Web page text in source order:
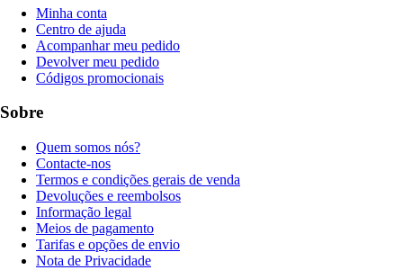
Minha conta
Centro de ajuda
Acompanhar meu pedido
Devolver meu pedido
Códigos promocionais
Sobre
Quem somos nós?
Contacte-nos
Termos e condições gerais de venda
Devoluções e reembolsos
Informação legal
Meios de pagamento
Tarifas e opções de envio
Nota de Privacidade